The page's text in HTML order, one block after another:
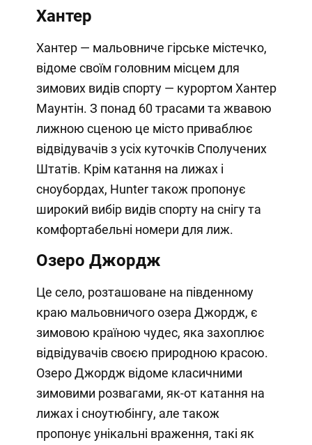
Хантер
Хантер — мальовниче гірське містечко,
відоме своїм головним місцем для
зимових видів спорту — курортом Хантер
Маунтін. З понад 60 трасами та жвавою
лижною сценою це місто приваблює
відвідувачів з усіх куточків Сполучених
Штатів. Крім катання на лижах і
сноубордах, Hunter також пропонує
широкий вибір видів спорту на снігу та
комфортабельні номери для лиж.
Озеро Джордж
Це село, розташоване на південному
краю мальовничого озера Джордж, є
зимовою країною чудес, яка захоплює
відвідувачів своєю природною красою.
Озеро Джордж відоме класичними
зимовими розвагами, як-от катання на
лижах і сноутюбінгу, але також
пропонує унікальні враження, такі як